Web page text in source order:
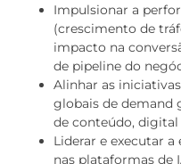
Impulsionar a
(crescimento de
impacto na
de pipeline do
Alinhar as
globais de demand
de conteúdo,
Liderar e executar
nas plataformas de